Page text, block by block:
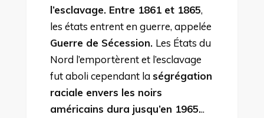
l’esclavage. Entre 1861 et 1865,
les états entrent en guerre, appelée
Guerre de Sécession. Les États du
Nord l’emportèrent et l’esclavage
fut aboli cependant laségrégation
raciale envers les noirs
américains dura jusqu’en 1965...